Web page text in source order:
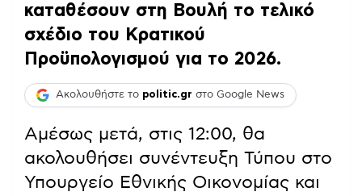
καταθέσουν στη Βουλή το τελικό
σχέδιο του Κρατικού
Προϋπολογισμού για το 2026.
Ακολουθήστε το politic.gr στο Google News
Αμέσως μετά, στις 12:00, θα
ακολουθήσει συνέντευξη Τύπου στο
Υπουργείο Εθνικής Οικονομίας και